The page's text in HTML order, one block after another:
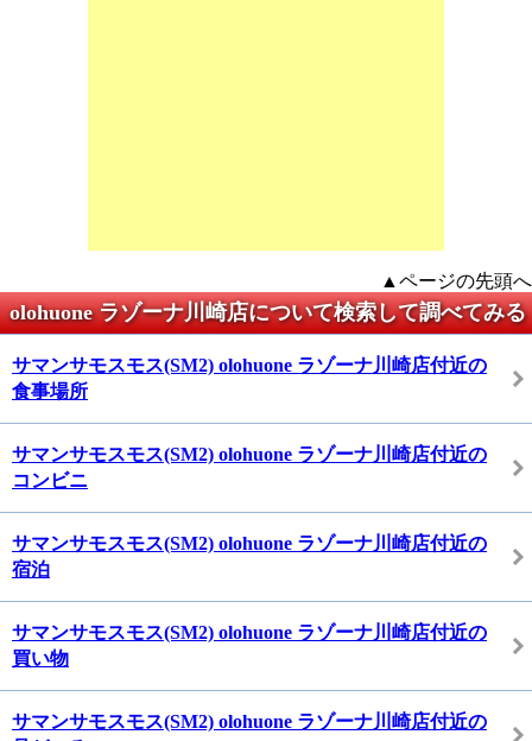
▲ページの先頭へ
olohuone ラゾーナ川崎店について検索して調べてみる
サマンサモスモス(SM2) olohuone ラゾーナ川崎店付近の
食事場所
サマンサモスモス(SM2) olohuone ラゾーナ川崎店付近の
コンビニ
サマンサモスモス(SM2) olohuone ラゾーナ川崎店付近の
宿泊
サマンサモスモス(SM2) olohuone ラゾーナ川崎店付近の
買い物
サマンサモスモス(SM2) olohuone ラゾーナ川崎店付近の